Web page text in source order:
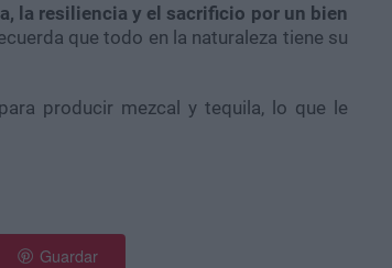
la resiliencia y el sacrificio por un bien
que todo en la naturaleza tiene su
producir mezcal y tequila, lo que le
Guardar